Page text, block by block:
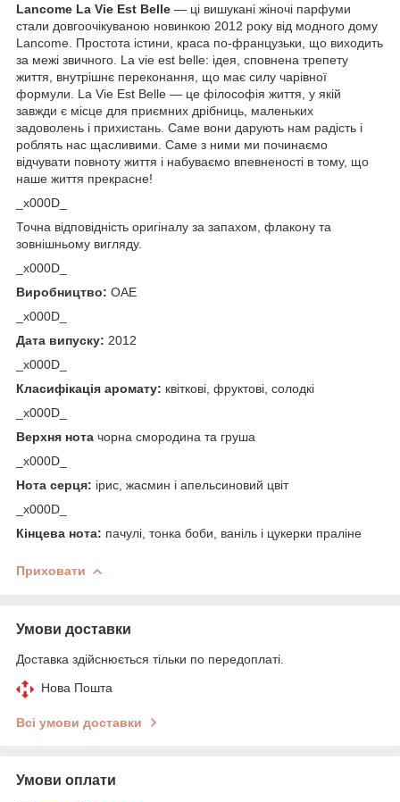
Lancome La Vie Est Belle — ці вишукані жіночі парфуми
стали довгоочікуваною новинкою 2012 року від модного дому
Lancome. Простота істини, краса по-французьки, що виходить
за межі звичного. La vie est belle: ідея, сповнена трепету
життя, внутрішнє переконання, що має силу чарівної
формули. La Vie Est Belle — це філософія життя, у якій
завжди є місце для приємних дрібниць, маленьких
задоволень і прихистань. Саме вони дарують нам радість і
роблять нас щасливими. Саме з ними ми починаємо
відчувати повноту життя і набуваємо впевненості в тому, що
наше життя прекрасне!
_x000D_
Точна відповідність оригіналу за запахом, флакону та
зовнішньому вигляду.
_x000D_
Виробництво: ОАЕ
_x000D_
Дата випуску: 2012
_x000D_
Класифікація аромату: квіткові, фруктові, солодкі
_x000D_
Верхня нота чорна смородина та груша
_x000D_
Нота серця: ірис, жасмин і апельсиновий цвіт
_x000D_
Кінцева нота: пачулі, тонка боби, ваніль і цукерки праліне
Приховати
Умови доставки
Доставка здійснюється тільки по передоплаті.
Нова Пошта
Всі умови доставки
Умови оплати